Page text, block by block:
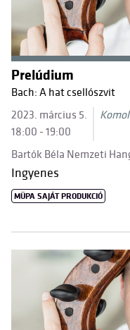
Prelúdium
Bach: A hat csellószvit
2023. március 5.
18:00 - 19:00
Bartók Béla Nemzeti
Ingyenes
MÜPA SAJÁT PRODUKCIÓ